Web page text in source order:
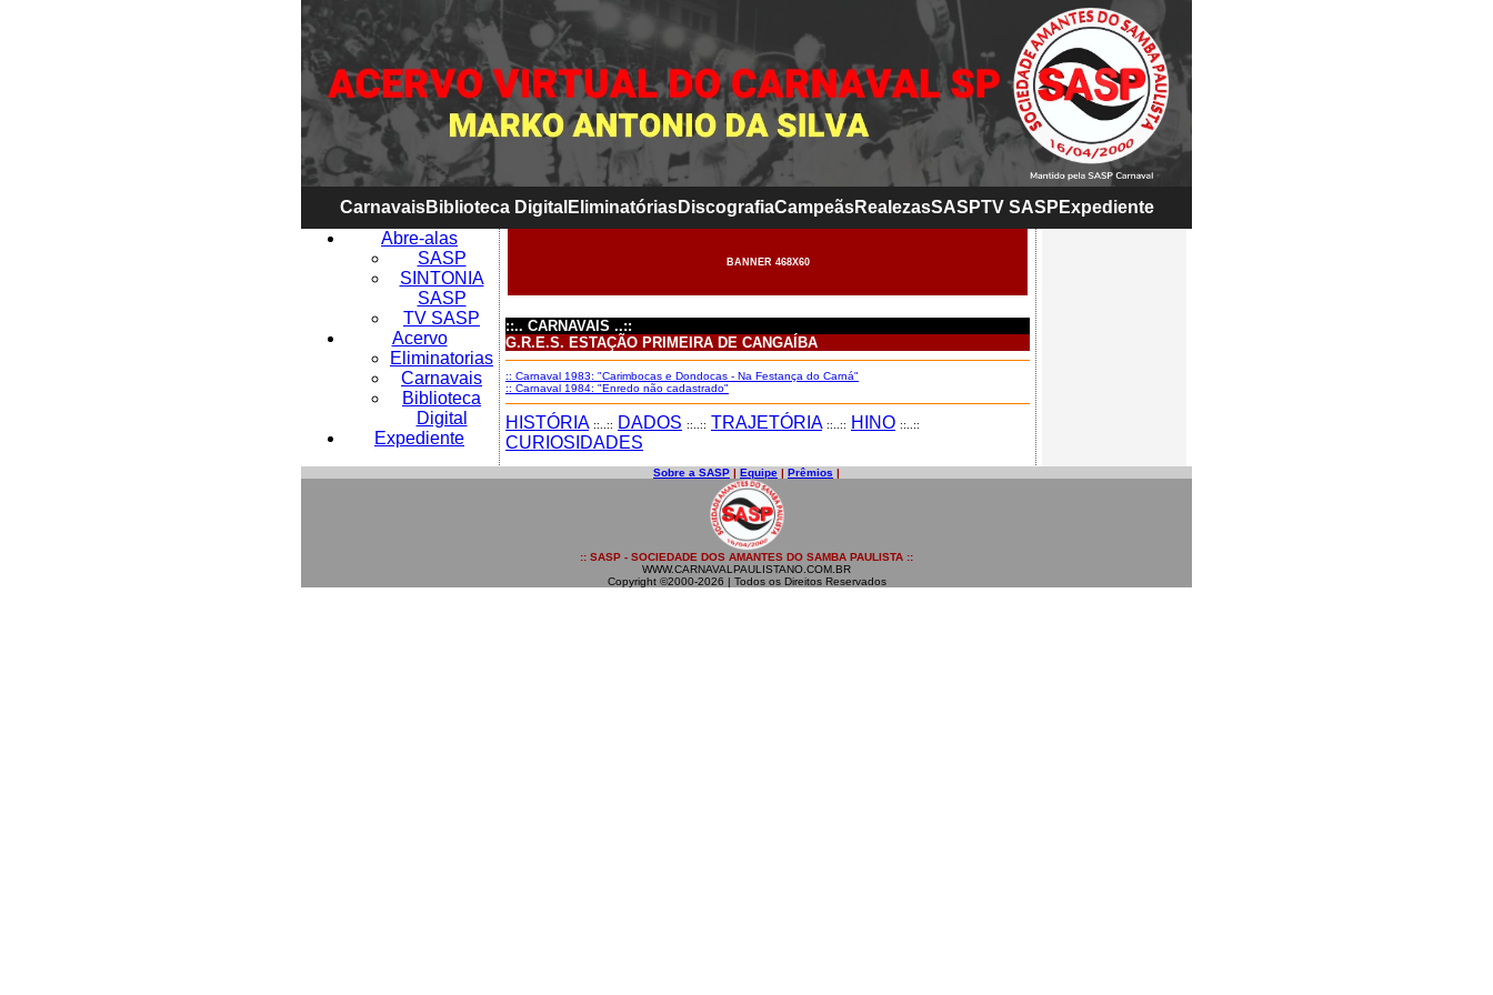
CarnavaisBiblioteca Digital EliminatóriasDiscografiaCampeãsRealezasSASPTV SASP Expediente
Abre-alas
SASP
SINTONIA
SASP
TV SASP
Acervo
Eliminatorias
Carnavais
Biblioteca
Digital
Expediente
BANNER 468X60
::.. CARNAVAIS ..::
G.R.E.S. ESTAÇÃO PRIMEIRA DE CANGAÍBA
:: Carnaval 1983: "Carimbocas e Dondocas - Na Festança do Carná"
:: Carnaval 1984: "Enredo não cadastrado"
HISTÓRIA ::..:: DADOS ::..:: TRAJETÓRIA ::..:: HINO ::..::
CURIOSIDADES
Sobre a SASP | Equipe | Prêmios |
:: SASP - SOCIEDADE DOS AMANTES DO SAMBA PAULISTA ::
WWW.CARNAVALPAULISTANO.COM.BR
Copyright ©2000-2026 | Todos os Direitos Reservados